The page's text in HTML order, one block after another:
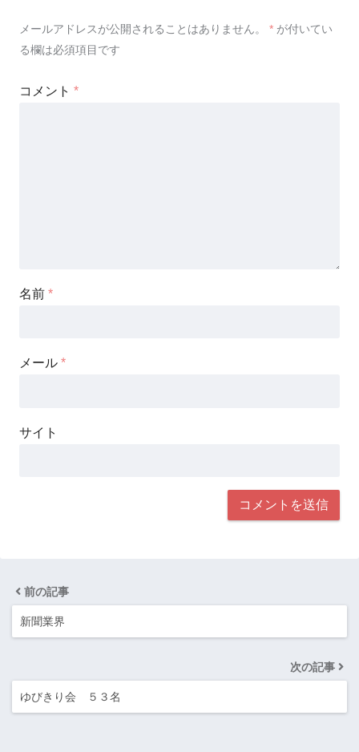
メールアドレスが公開されることはありません。 * が付いてい
る欄は必須項目です
コメント *
名前 *
メール *
サイト
前の記事
新聞業界
次の記事
ゆびきり会 ５３名